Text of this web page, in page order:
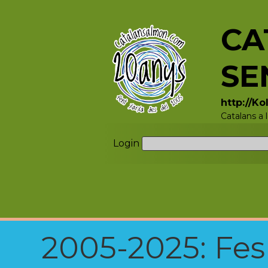
http://
Catalans
Login
2005-2025: